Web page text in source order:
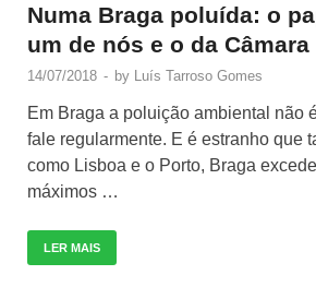
Numa Braga poluída: o
um de nós e o da Câmara
14/07/2018 - by Luís Tarroso Gomes
Em Braga a poluição ambiental não
fale regularmente. E é estranho que
como Lisboa e o Porto, Braga
máximos …
LER MAIS